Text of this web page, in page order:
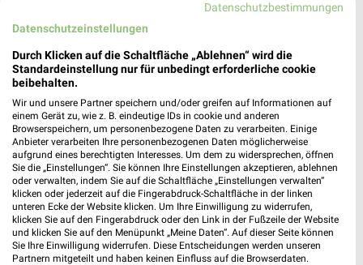
Denns BioMarkt Lindau
Langenweg 32 - 34
Heute 08:00 - 20:00 Uhr | Geschlossen
612,35 km • Angebote: 1 Prospekt
Reformhaus Tobias Stibi Lindau
Maximilianstrasse 5
88131 Lindau
613,35 km • Angebote: 1 Prospekt
Reformhaus Stibi Lindenberg
Datenschutzbestimmungen
Datenschutzeinstellungen
Durch Klicken auf die Schaltfläche „Ablehnen“ wird die
Standardeinstellung nur für unbedingt erforderliche cookie
beibehalten.
Wir und unsere Partner speichern und/oder greifen auf Informationen auf
einem Gerät zu, wie z. B. eindeutige IDs in cookie und anderen
Browserspeichern, um personenbezogene Daten zu verarbeiten. Einige
Anbieter verarbeiten Ihre personenbezogenen Daten möglicherweise
aufgrund eines berechtigten Interesses. Um dem zu widersprechen, öffnen
Sie die „Einstellungen“. Sie können Ihre Einstellungen akzeptieren, ablehnen
oder verwalten, indem Sie auf die Schaltfläche „Einstellungen verwalten“
klicken oder jederzeit auf die Fingerabdruck-Schaltfläche in der linken
unteren Ecke der Website klicken. Um Ihre Einwilligung zu widerrufen,
klicken Sie auf den Fingerabdruck oder den Link in der Fußzeile der Website
und klicken Sie auf den Menüpunkt „Meine Daten“. Auf dieser Seite können
Sie Ihre Einwilligung widerrufen. Diese Entscheidungen werden unseren
Partnern mitgeteilt und haben keinen Einfluss auf die Browserdaten.